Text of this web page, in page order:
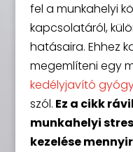
fel a munkahelyi
kapcsolatáról,
hatásaira. Ehhez
megemlíteni egy
kedélyjavító
szól. Ez a cikk
munkahelyi
kezelése